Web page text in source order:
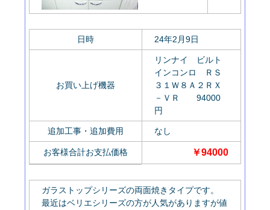
日時 24年2月9日
お買い上げ機器
リンナイ ビルト
インコンロ ＲＳ
３１Ｗ８Ａ２ＲＸ
－ＶＲ 94000
円
追加工事・追加費用 なし
お客様合計お支払価格 ￥94000
ガラストップシリーズの両面焼きタイプです。
最近はベリエシリーズの方が人気がありますが値